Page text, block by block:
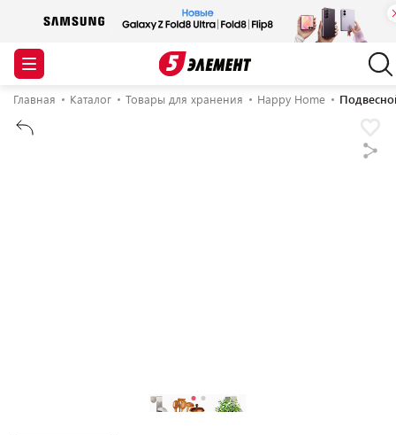
Главная Каталог Товары для хранения Happy Home